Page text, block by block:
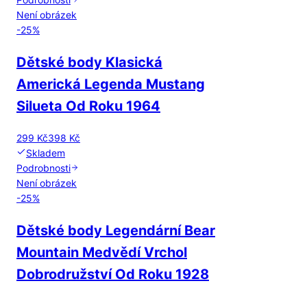
Není obrázek
-25%
Dětské body Klasická
Americká Legenda Mustang
Silueta Od Roku 1964
299 Kč398 Kč
Skladem
Podrobnosti
Není obrázek
-25%
Dětské body Legendární Bear
Mountain Medvědí Vrchol
Dobrodružství Od Roku 1928